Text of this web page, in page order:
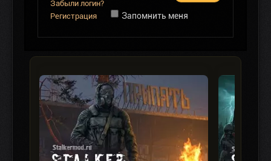
Забыли логин?
Регистрация
Запомнить меня